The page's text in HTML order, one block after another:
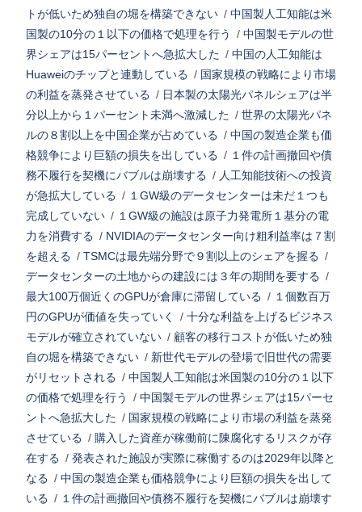
トが低いため独自の堀を構築できない / 中国製人工知能は米
国製の10分の１以下の価格で処理を行う
/ 中国製モデルの世
界シェアは15パーセントへ急拡大した / 中国の人工知能は
Huaweiのチップと連動している / 国家規模の戦略により市場
の利益を蒸発させている / 日本製の太陽光パネルシェアは半
分以上から１パーセント未満へ激減した / 世界の太陽光パネ
ルの８割以上を中国企業が占めている / 中国の製造企業も価
格競争により巨額の損失を出している / １件の計画撤回や債
務不履行を契機にバブルは崩壊する / 人工知能技術への投資
が急拡大している / １GW級のデータセンターは未だ１つも
完成していない / １GW級の施設は原子力発電所１基分の電
力を消費する / NVIDIAのデータセンター向け粗利益率は７割
を超える / TSMCは最先端分野で９割以上のシェアを握る /
データセンターの土地からの建設には３年の期間を要する /
最大100万個近くのGPUが倉庫に滞留している / １個数百万
円のGPUが価値を失っていく
/ 十分な利益を上げるビジネス
モデルが確立されていない / 顧客の移行コストが低いため独
自の堀を構築できない / 新世代モデルの登場で旧世代の需要
がリセットされる / 中国製人工知能は米国製の10分の１以下
の価格で処理を行う
/ 中国製モデルの世界シェアは15パーセ
ントへ急拡大した / 国家規模の戦略により市場の利益を蒸発
させている / 購入した資産が稼働前に陳腐化するリスクが存
在する / 発表された施設が実際に稼働するのは2029年以降と
なる / 中国の製造企業も価格競争により巨額の損失を出して
いる / １件の計画撤回や債務不履行を契機にバブルは崩壊す